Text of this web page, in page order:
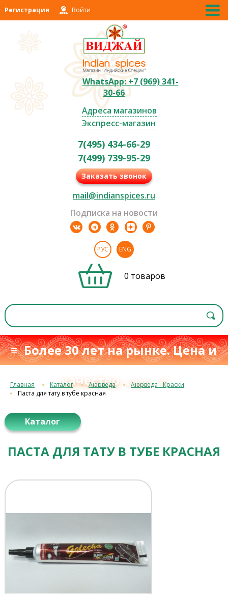
Регистрация Войти
WhatsApp: +7 (969) 341-
30-66
Адреса магазинов
Экспресс-магазин
7(495) 434-66-29
7(499) 739-95-29
Заказать звонок
mail@indianspices.ru
Подписка на новости
РУС ENG
0 товаров
≡ Более 30 лет на рынке. Цена и
качество с 1993 г.≡
Главная Каталог Аюрведа
Аюрведа - Краски
Паста для тату в тубе красная
Каталог
ПАСТА ДЛЯ ТАТУ В ТУБЕ КРАСНАЯ